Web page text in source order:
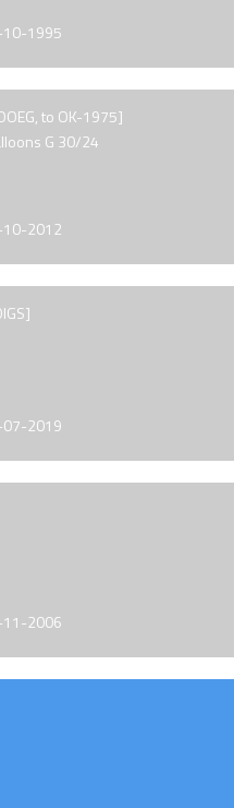
10-1995
to OK-1975]
G 30/24
10-2012
07-2019
11-2006